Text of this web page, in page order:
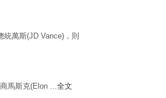
萬斯(JD Vance)，則
馬斯克(Elon ...全文